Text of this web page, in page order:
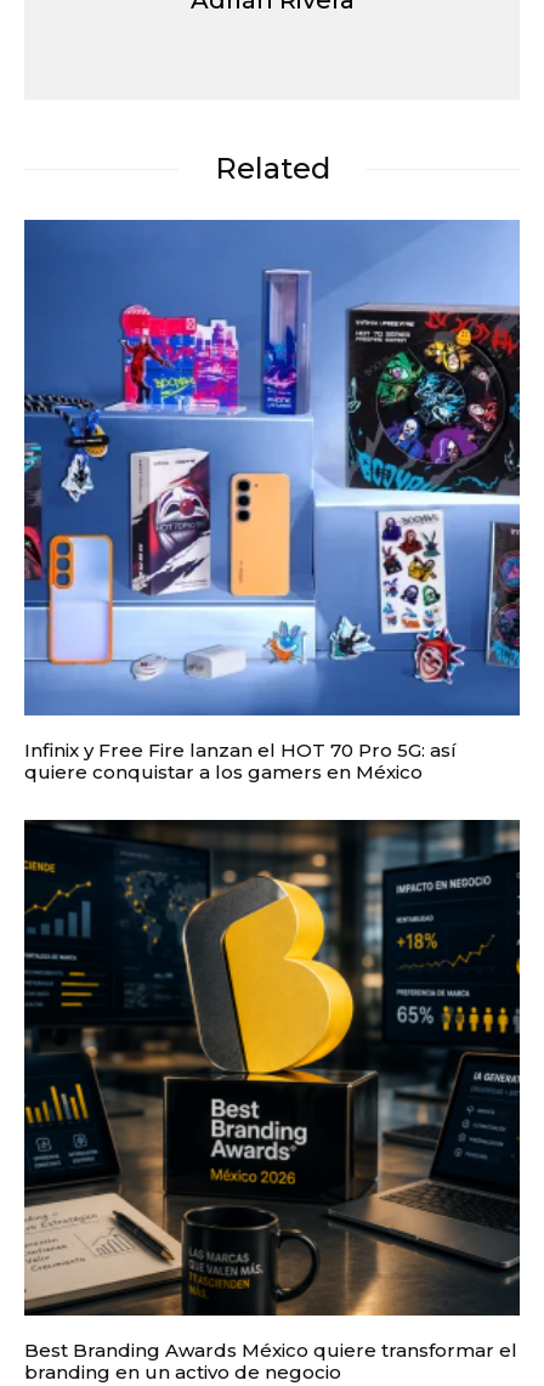
Related
Infinix y Free Fire lanzan el HOT 70 Pro 5G: así
quiere conquistar a los gamers en México
Best Branding Awards México quiere transformar el
branding en un activo de negocio